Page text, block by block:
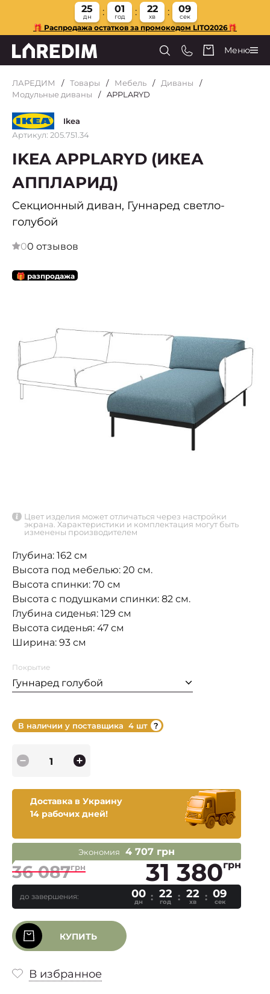
25
дн
01
год
22
хв
08
сек
🎁 Распродажа остатков за промокодом LITO2026🎁
Меню
ЛАРЕДИМ Товары Мебель
Диваны
Модульные диваны
APPLARYD
Ikea
Артикул: 205.751.34
IKEA APPLARYD (ИКЕА
АППЛАРИД)
Секционный диван, Гуннаред светло-
голубой
00 отзывов
🎁 разпродажа
Цвет изделия может отличаться через настройки
экрана. Характеристики и комплектация могут быть
изменены производителем
Глубина: 162 см
Высота под мебелью: 20 см.
Высота спинки: 70 см
Высота с подушками спинки: 82 см.
Глубина сиденья: 129 см
Высота сиденья: 47 см
Ширина: 93 см
Покрытие
Гуннаред голубой
В наличии у поставщика 4 шт
Доставка в Украину
14 рабочих дней!
Экономия 4 707 грн
36 087грн 31 380грн
до завершения: 00
дн
22
год
22
хв
09
сек
КУПИТЬ
В избранное